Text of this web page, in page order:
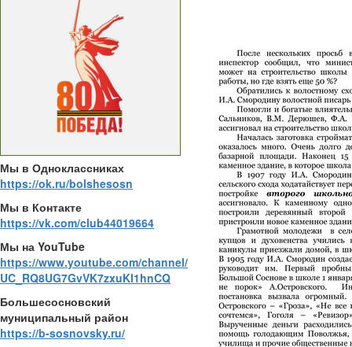
Мы в Одноклассниках
https://ok.ru/bolshesosn
Мы в Контакте
https://vk.com/club44019664
Мы на YouTube
https://www.youtube.com/channel/
UC_RQ8UG7GvVK7zxuKl1hnCQ
Большесосновский
муниципальный район
https://b-sosnovsky.ru/